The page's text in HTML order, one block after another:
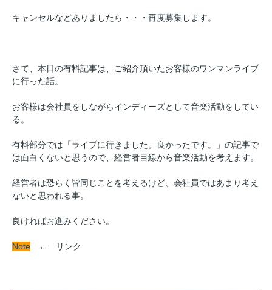
キャンセルなどありましたら・・・再度募集します。
さて、本日の有料記事は、ご紹介頂いたお客様のワンマンライブ
に行った話。
お客様は会社員をしながらインディーズとして音楽活動をしてい
る。
有料部分では「ライブに行きました。良かったです。」の記事で
は面白くないと思うので、経営者目線から音楽活動を考えます。
経営者は恐らく皆同じことを考えるけど、会社員ではあまり考え
ないと思われる事。
良ければお進みください。
Note ← リンク